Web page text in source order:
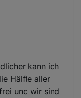
kann ich
Hälfte aller
und wir sind